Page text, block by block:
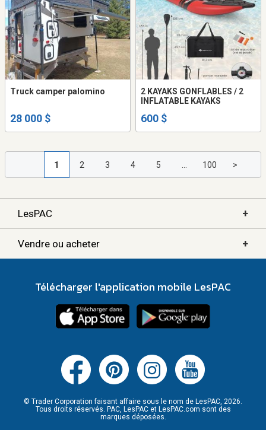
Truck camper palomino
28 000 $
2 KAYAKS GONFLABLES / 2
INFLATABLE KAYAKS
600 $
1 2 3 4 5 100 >
LesPAC +
Vendre ou acheter +
Télécharger l'application mobile LesPAC
© Trader Corporation faisant affaire sous le nom de LesPAC, 2026.
Tous droits réservés. PAC, LesPAC et LesPAC.com sont des
marques déposées.